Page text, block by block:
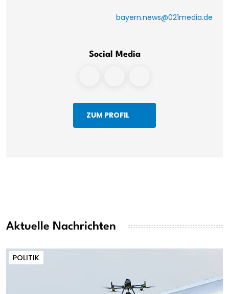
bayern.news@021media.de
Social Media
ZUM PROFIL
Aktuelle Nachrichten
POLITIK